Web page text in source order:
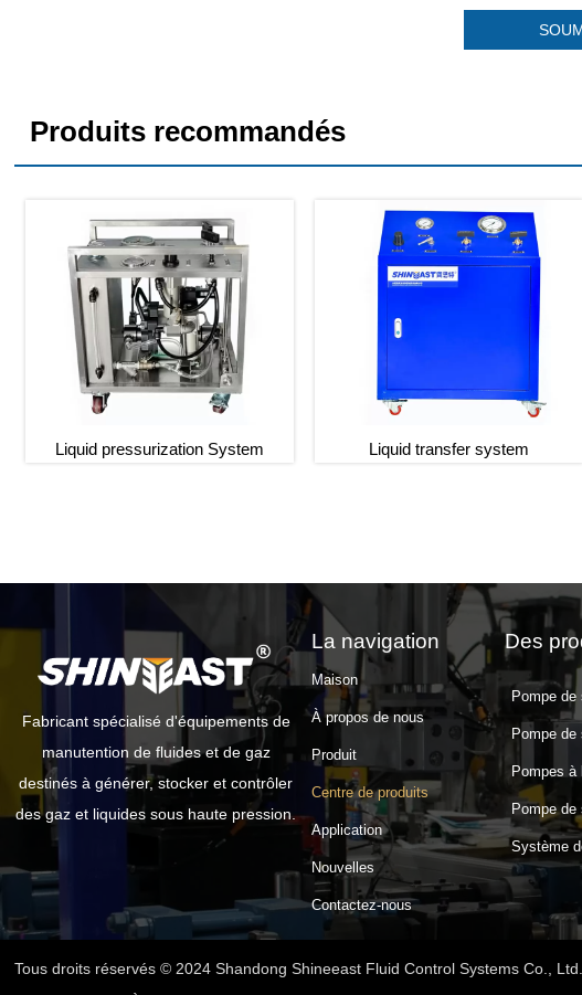
Produits recommandés
Liquid pressurization System Liquid transfer system
Fabricant spécialisé d'équipements de
manutention de fluides et de gaz
destinés à générer, stocker et contrôler
des gaz et liquides sous haute pression.
La navigation
Maison
À propos de nous
Produit
Centre de produits
Application
Nouvelles
Contactez-nous
Des
Pompe de
Pompe de
Pompes à
Pompe de
Système
Tous droits réservés © 2024 Shandong Shineeast Fluid Control Systems Co., Ltd.,